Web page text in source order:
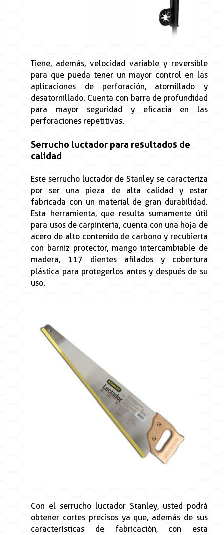
Tiene, además, velocidad variable y reversible
para que pueda tener un mayor control en las
aplicaciones de perforación, atornillado y
desatornillado. Cuenta con barra de profundidad
para mayor seguridad y eficacia en las
perforaciones repetitivas.
Serrucho luctador para resultados de
calidad
Este serrucho luctador de Stanley se caracteriza
por ser una pieza de alta calidad y estar
fabricada con un material de gran durabilidad.
Esta herramienta, que resulta sumamente útil
para usos de carpintería, cuenta con una hoja de
acero de alto contenido de carbono y recubierta
con barniz protector, mango intercambiable de
madera, 117 dientes afilados y cobertura
plástica para protegerlos antes y después de su
uso.
Con el serrucho luctador Stanley, usted podrá
obtener cortes precisos ya que, además de sus
características de fabricación, con esta